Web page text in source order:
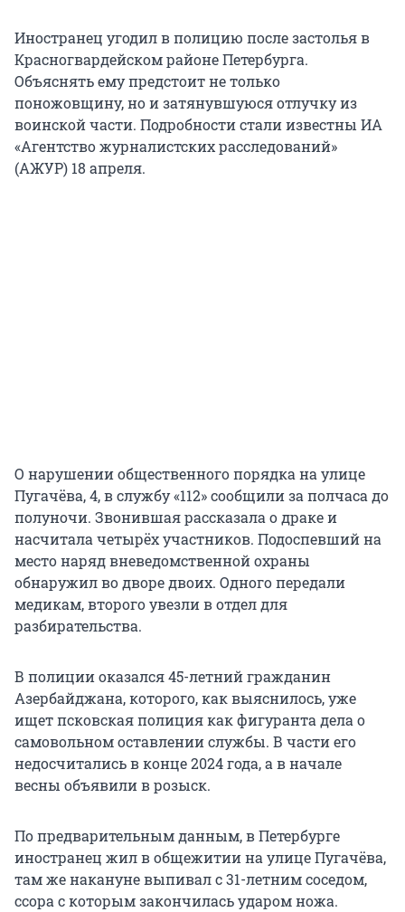
Иностранец угодил в полицию после застолья в
Красногвардейском районе Петербурга.
Объяснять ему предстоит не только
поножовщину, но и затянувшуюся отлучку из
воинской части. Подробности стали известны ИА
«Агентство журналистских расследований»
(АЖУР) 18 апреля.
О нарушении общественного порядка на улице
Пугачёва, 4, в службу «112» сообщили за полчаса до
полуночи. Звонившая рассказала о драке и
насчитала четырёх участников. Подоспевший на
место наряд вневедомственной охраны
обнаружил во дворе двоих. Одного передали
медикам, второго увезли в отдел для
разбирательства.
В полиции оказался 45-летний гражданин
Азербайджана, которого, как выяснилось, уже
ищет псковская полиция как фигуранта дела о
самовольном оставлении службы. В части его
недосчитались в конце 2024 года, а в начале
весны объявили в розыск.
По предварительным данным, в Петербурге
иностранец жил в общежитии на улице Пугачёва,
там же накануне выпивал с 31-летним соседом,
ссора с которым закончилась ударом ножа.